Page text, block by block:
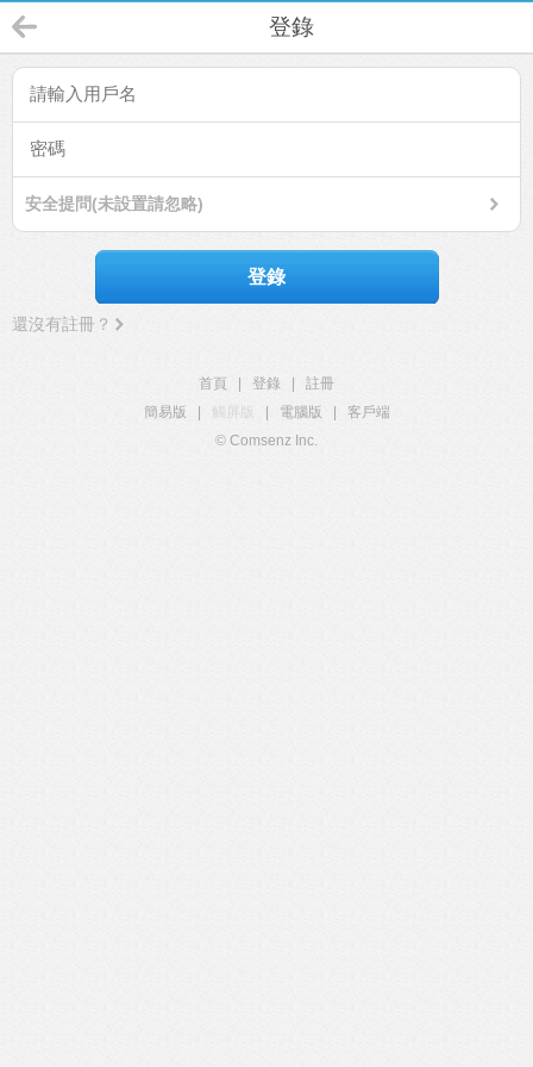
登錄
安全提問(未設置請忽略)
登錄
還沒有註冊？
首頁 登錄
註冊
簡易版
觸屏版 電腦版
客戶端
© Comsenz Inc.